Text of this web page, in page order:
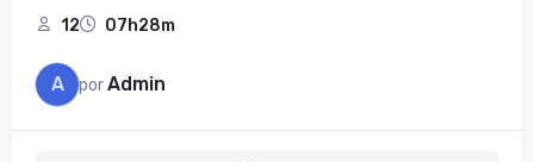
12 07h28m
A porAdmin